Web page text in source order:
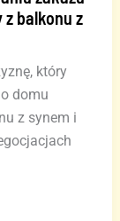
balkonu z
który
domu
z synem i